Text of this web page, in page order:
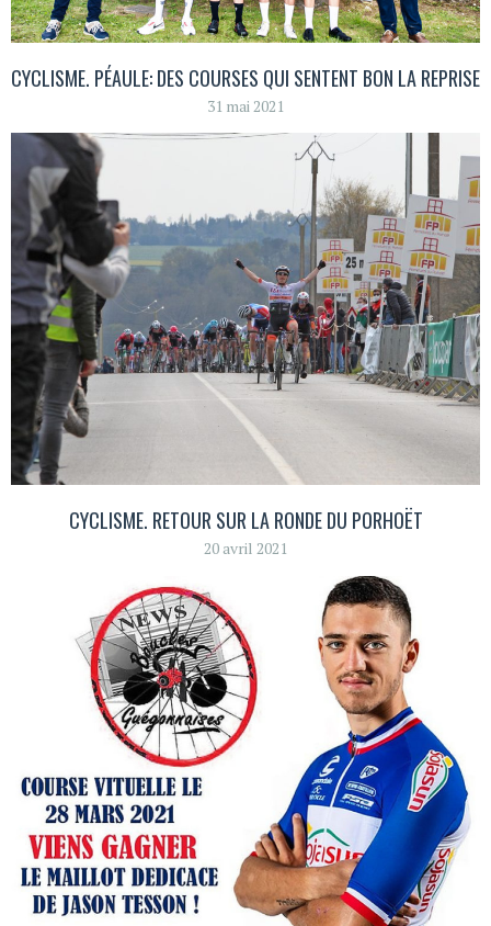
CYCLISME. PÉAULE: DES COURSES QUI SENTENT BON LA REPRISE
31 mai 2021
CYCLISME. RETOUR SUR LA RONDE DU PORHOËT
20 avril 2021